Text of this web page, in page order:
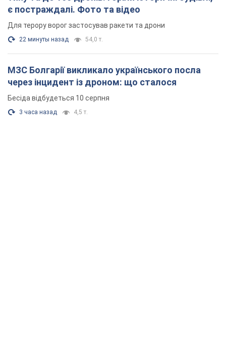
є постраждалі. Фото та відео
Для терору ворог застосував ракети та дрони
22 минуты назад 54,0 т.
МЗС Болгарії викликало українського посла
через інцидент із дроном: що сталося
Бесіда відбудеться 10 серпня
3 часа назад 4,5 т.